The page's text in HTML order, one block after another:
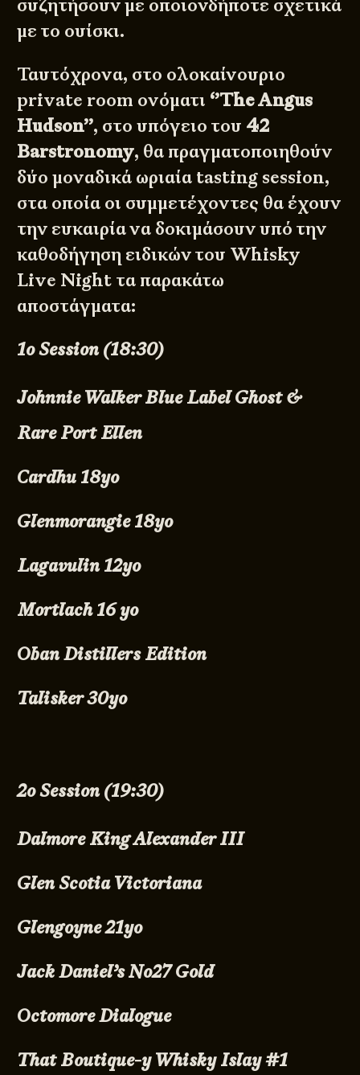
συζητήσουν με οποιονδήποτε σχετικά
με το ουίσκι.
Ταυτόχρονα, στο ολοκαίνουριο
private room ονόματι ‘’The Angus
Hudson’’, στο υπόγειο του 42
Barstronomy, θα πραγματοποιηθούν
δύο μοναδικά ωριαία tasting session,
στα οποία οι συμμετέχοντες θα έχουν
την ευκαιρία να δοκιμάσουν υπό την
καθοδήγηση ειδικών του Whisky
Live Night τα παρακάτω
αποστάγματα:
1o Session (18:30)
Johnnie Walker Blue Label Ghost &
Rare Port Ellen
Cardhu 18yo
Glenmorangie 18yo
Lagavulin 12yo
Mortlach 16 yo
Oban Distillers Edition
Talisker 30yo
2o Session (19:30)
Dalmore King Alexander III
Glen Scotia Victoriana
Glengoyne 21yo
Jack Daniel’s No27 Gold
Octomore Dialogue
That Boutique-y Whisky Islay #1